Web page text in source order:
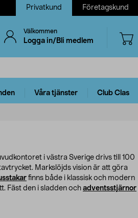
Privatkund Företagskund
Välkommen
Logga in/Bli medlem
Våra tjänster Club Clas
i västra Sverige drivs till 100
Markslöjds vision är att göra
finns både i klassisk och modern
Fäst den i sladden och adventsstjärnor